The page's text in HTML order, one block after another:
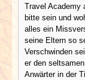
Travel Academy
bitte sein und
alles ein
seine Eltern so
Verschwinden
er den
Anwärter in der